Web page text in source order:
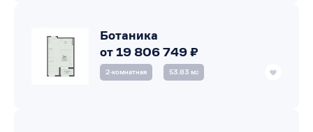
Ботаника
от 19 806 749 ₽
2‑комнатная 53.83 м2